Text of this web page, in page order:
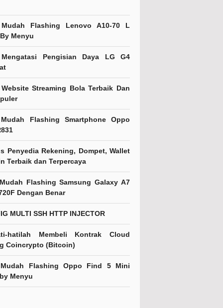
Flashing Lenovo A10-70 L
Menyu
Pengisian Daya LG G4
Streaming Bola Terbaik Dan
Flashing Smartphone Oppo
Penyedia Rekening, Dompet, Wallet
Terbaik dan Terpercaya
Flashing Samsung Galaxy A7
Dengan Benar
MULTI SSH HTTP INJECTOR
hatilah Membeli Kontrak Cloud
Coincrypto (Bitcoin)
Flashing Oppo Find 5 Mini
Menyu